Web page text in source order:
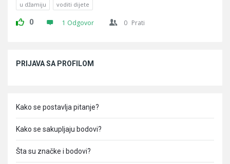
u džamiju
voditi dijete
0 1 Odgovor 0 Prati
PRIJAVA SA PROFILOM
Kako se postavlja pitanje?
Kako se sakupljaju bodovi?
Šta su značke i bodovi?